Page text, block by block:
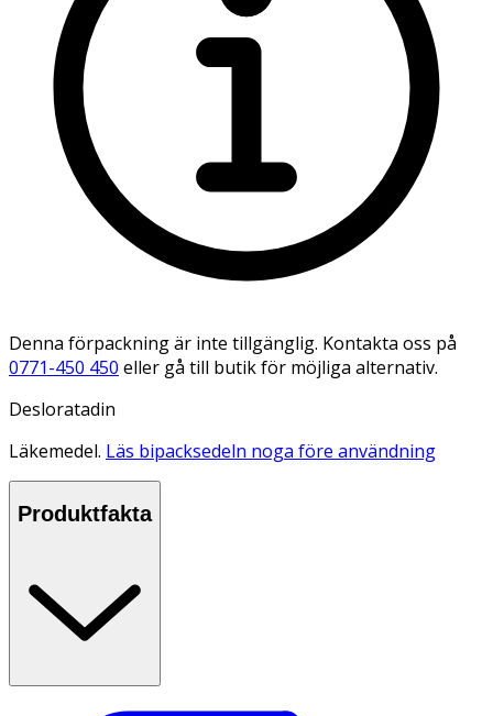
Denna förpackning är inte tillgänglig. Kontakta oss på
0771-450 450 eller gå till butik för möjliga alternativ.
Desloratadin
Läkemedel. Läs bipacksedeln noga före användning
Produktfakta